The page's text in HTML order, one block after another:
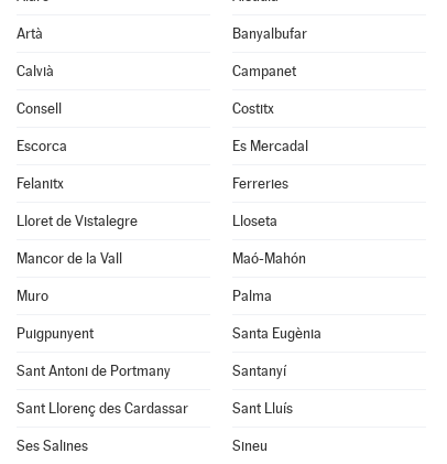
Artà Banyalbufar
Calvià Campanet
Consell Costitx
Escorca Es Mercadal
Felanitx Ferreries
Lloret de Vistalegre Lloseta
Mancor de la Vall Maó-Mahón
Muro Palma
Puigpunyent Santa Eugènia
Sant Antoni de Portmany Santanyí
Sant Llorenç des Cardassar Sant Lluís
Ses Salines Sineu